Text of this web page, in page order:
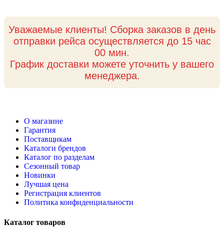
Уважаемые клиенты! Сборка заказов в день
отправки рейса осуществляется до 15 час
00 мин.
График доставки можете уточнить у вашего
менеджера.
О магазине
Гарантия
Поставщикам
Каталоги брендов
Каталог по разделам
Сезонный товар
Новинки
Лучшая цена
Регистрация клиентов
Политика конфиденциальности
Каталог товаров